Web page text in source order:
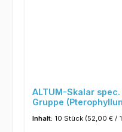
ALTUM-Skalar spec.
Gruppe
Inhalt: 10 Stück (52,00 € /